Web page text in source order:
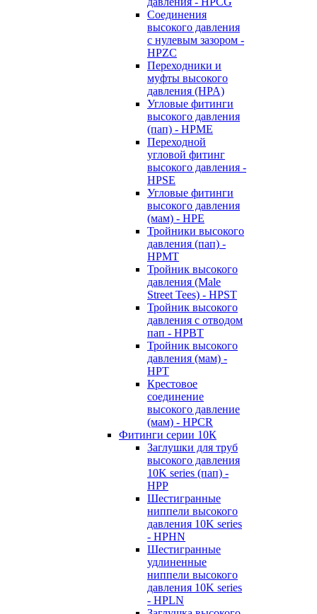
Соединения
высокого давления
с нулевым зазором -
HPZC
Переходники и
муфты высокого
давления (HPA)
Угловые фитинги
высокого давления
(пап) - HPME
Переходной
угловой фитинг
высокого давления -
HPSE
Угловые фитинги
высокого давления
(мам) - HPE
Тройники высокого
давления (пап) -
HPMT
Тройник высокого
давления (Male
Street Tees) - HPST
Тройник высокого
давления с отводом
пап - HPBT
Тройник высокого
давления (мам) -
HPT
Крестовое
соединение
высокого давление
(мам) - HPCR
Фитинги серии 10К
Заглушки для труб
высокого давления
10K series (пап) -
HPP
Шестигранные
ниппели высокого
давления 10K series
- HPHN
Шестигранные
удлиненные
ниппели высокого
давления 10K series
- HPLN